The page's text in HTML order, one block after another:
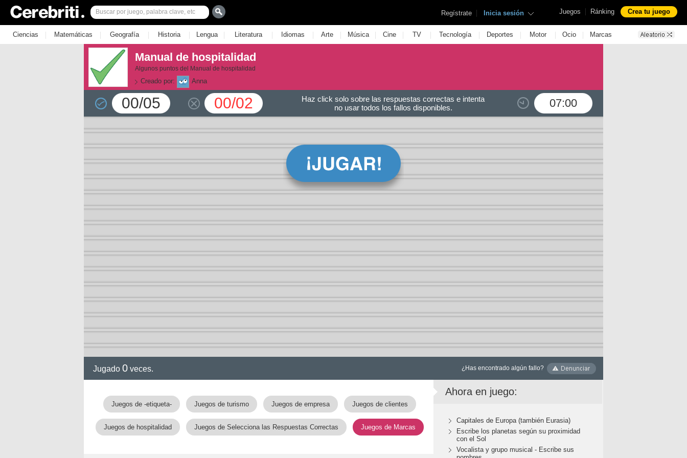
Juegos | Ránking Crea tu juego
Regístrate | Inicia sesión
Ciencias | Matemáticas | Geografía | Historia | Lengua | Literatura | Idiomas | Arte | Música | Cine | TV | Tecnología | Deportes | Motor | Ocio | Marcas
Manual de hospitalidad
Algunos puntos del Manual de hospitalidad
Creado por: Anna
00/05 00/02 07:00
Haz click solo sobre las respuestas correctas e intenta
no usar todos los fallos disponibles.
Jugado 0 veces. ¿Has encontrado algún fallo?
Juegos de -etiqueta- Juegos de turismo Juegos de empresa Juegos de clientes
Juegos de hospitalidad Juegos de Selecciona las Respuestas Correctas Juegos de Marcas
Ahora en juego:
Capitales de Europa (también Eurasia)
Escribe los planetas según su proximidad
con el Sol
Vocalista y grupo musical - Escribe sus